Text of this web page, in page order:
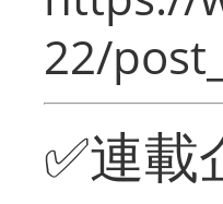
22/
✅連載